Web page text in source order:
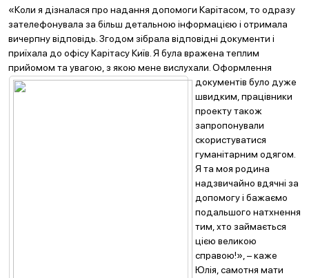
«Коли я дізналася про надання допомоги Карітасом, то одразу
зателефонувала за більш детальною інформацією і отримала
вичерпну відповідь. Згодом зібрала відповідні документи і
приїхала до офісу Карітасу Київ. Я була вражена теплим
прийомом та увагою, з якою мене вислухали. Оформлення
документів було дуже
швидким, працівники
проекту також
запропонували
скористуватися
гуманітарним одягом.
Я та моя родина
надзвичайно вдячні за
допомогу і бажаємо
подальшого натхнення
тим, хто займається
цією великою
справою!», – каже
Юлія, самотня мати